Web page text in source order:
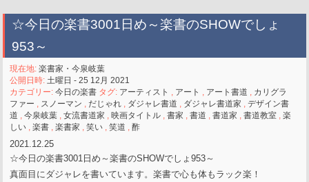
☆今日の楽書3001日め～楽書のSHOWでしょ
953～
現在地:楽書家・今泉岐葉
公開日時:土曜日 - 25 12月 2021
カテゴリー:今日の楽書 タグ: アーティスト , アート , アート書道 , カリグラ
ファー , スノーマン , だじゃれ , ダジャレ書道 , ダジャレ書道家 ,デザイン書
道 ,今泉岐葉 ,女流書道家 ,映画タイトル ,書家 ,書道 ,書道家 ,書道教室 ,楽
しい ,楽書 ,楽書家 ,笑い ,笑道 ,酢
2021.12.25
☆今日の楽書3001日め～楽書のSHOWでしょ953～
真面目にダジャレを書いています。楽書で心も体もラック楽！